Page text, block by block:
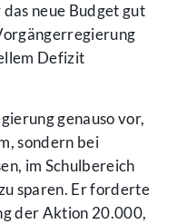
neue Budget gut
Defizit
genauso vor,
sondern bei
im Schulbereich
sparen. Er forderte
der Aktion 20.000,